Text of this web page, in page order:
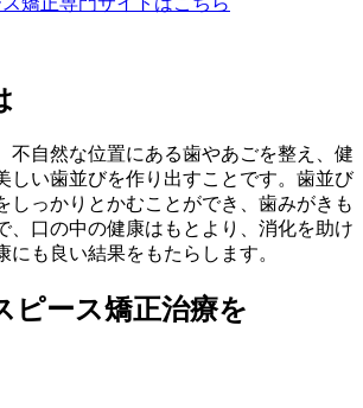
不自然な位置にある歯やあごを整え、健
しい歯並びを作り出すことです。歯並び
しっかりとかむことができ、歯みがきも
、口の中の健康はもとより、消化を助け
にも良い結果をもたらします。
ピース矯正治療を